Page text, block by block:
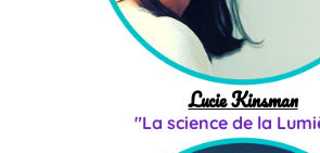
Lucie Kinsman
"La science de la